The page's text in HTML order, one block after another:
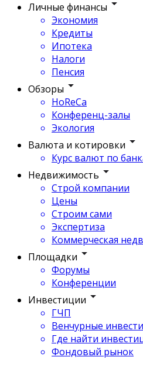
Личные финансы
Экономия
Кредиты
Ипотека
Налоги
Пенсия
Обзоры
HoReCa
Конференц-залы
Экология
Валюта и котировки
Курс валют по
Недвижимость
Строй компании
Цены
Строим сами
Экспертиза
Коммерческая
Площадки
Форумы
Конференции
Инвестиции
ГЧП
Венчурные
Где найти
Фондовый рынок